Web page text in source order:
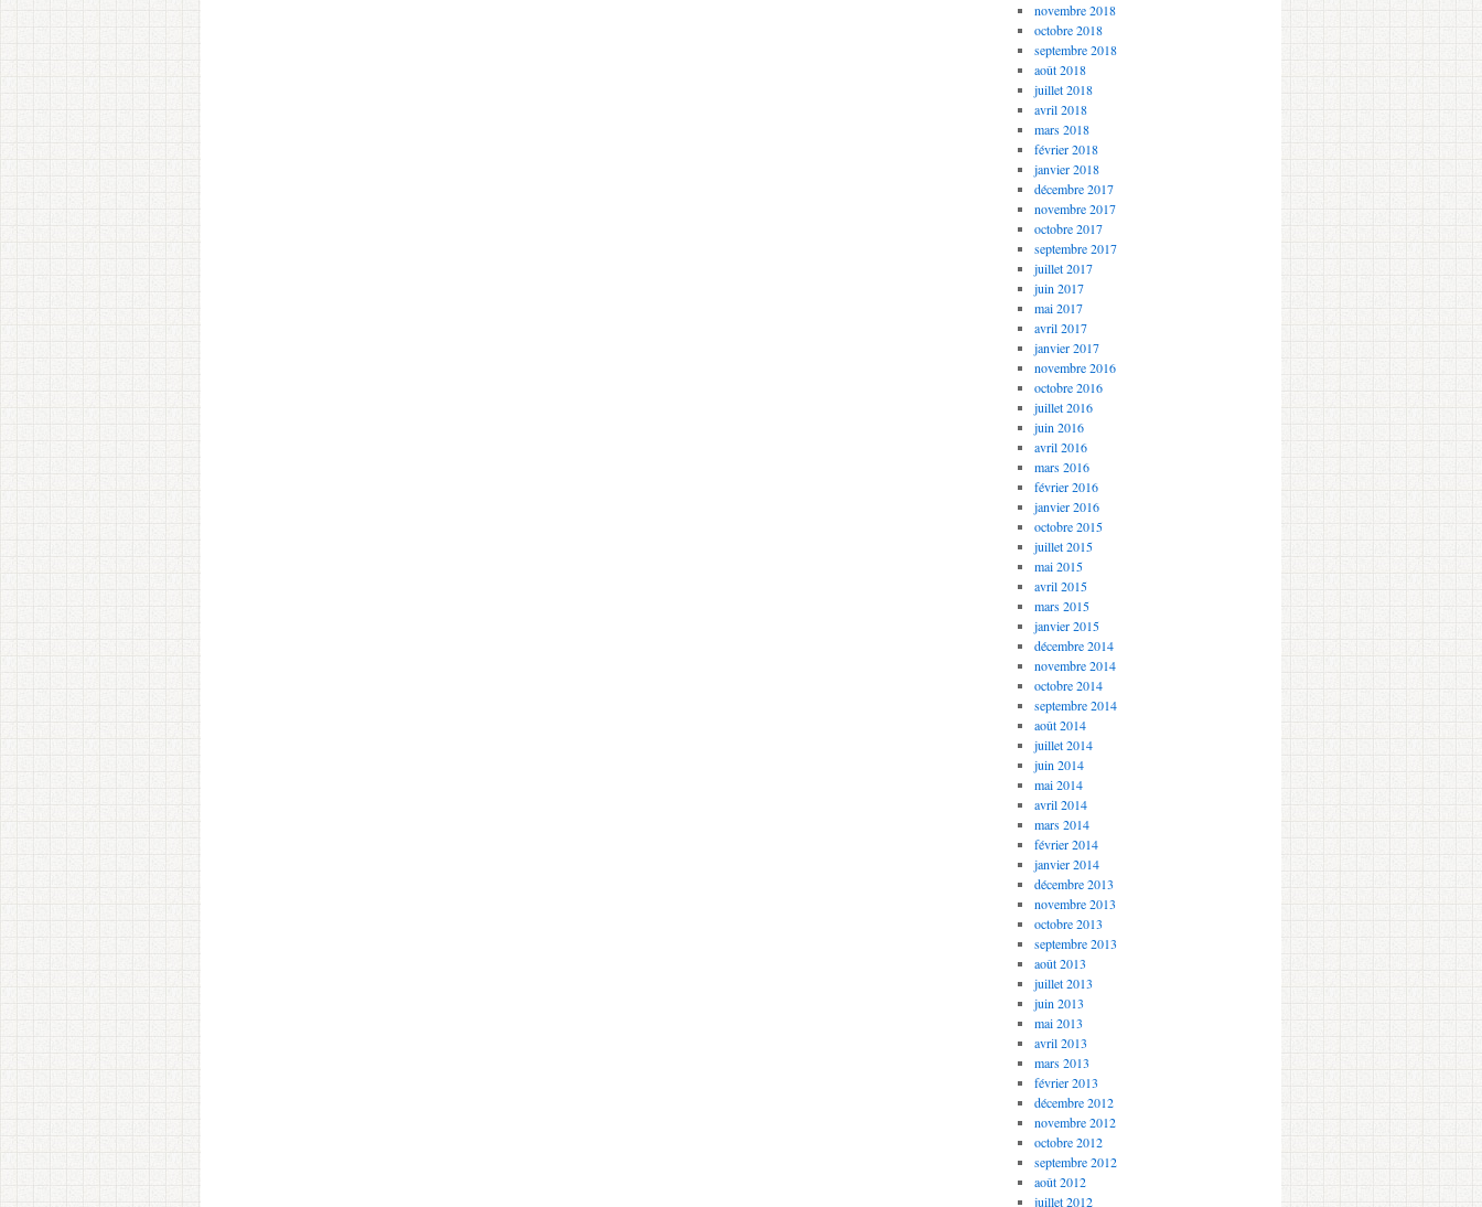
novembre 2018
octobre 2018
septembre 2018
août 2018
juillet 2018
avril 2018
mars 2018
février 2018
janvier 2018
décembre 2017
novembre 2017
octobre 2017
septembre 2017
juillet 2017
juin 2017
mai 2017
avril 2017
janvier 2017
novembre 2016
octobre 2016
juillet 2016
juin 2016
avril 2016
mars 2016
février 2016
janvier 2016
octobre 2015
juillet 2015
mai 2015
avril 2015
mars 2015
janvier 2015
décembre 2014
novembre 2014
octobre 2014
septembre 2014
août 2014
juillet 2014
juin 2014
mai 2014
avril 2014
mars 2014
février 2014
janvier 2014
décembre 2013
novembre 2013
octobre 2013
septembre 2013
août 2013
juillet 2013
juin 2013
mai 2013
avril 2013
mars 2013
février 2013
décembre 2012
novembre 2012
octobre 2012
septembre 2012
août 2012
juillet 2012